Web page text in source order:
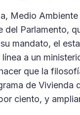
Medio
Parlamento,
mandato, el
a un
que la
de
ciento, y